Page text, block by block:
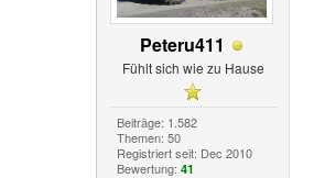
Peteru411
Fühlt sich wie zu Hause
Beiträge: 1.582
Themen: 50
Registriert seit: Dec 2010
Bewertung: 41